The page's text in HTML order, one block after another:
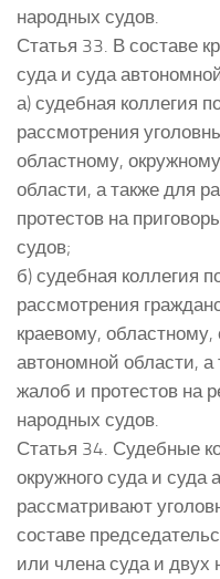
народных судов.
Статья 33. В составе
суда и суда
а) судебная коллегия
рассмотрения
областному,
области, а также для
протестов на
судов;
б) судебная коллегия
рассмотрения
краевому,
автономной области,
жалоб и протестов на
народных судов.
Статья 34. Судебные
окружного суда и суда
рассматривают
составе
или члена суда и двух